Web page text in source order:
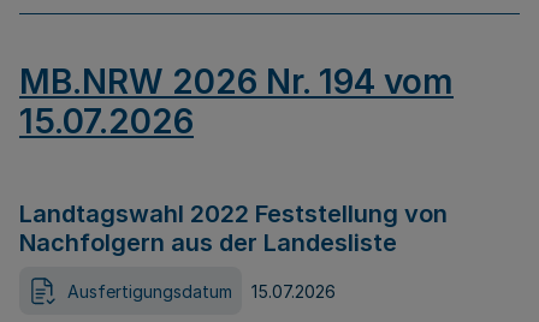
MB.NRW 2026 Nr. 194 vom
15.07.2026
Landtagswahl 2022 Feststellung von
Nachfolgern aus der Landesliste
Ausfertigungsdatum 15.07.2026